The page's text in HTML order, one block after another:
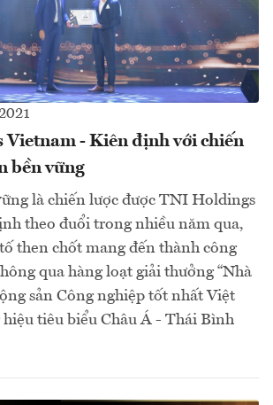
- Kiên định với chiến
bền vững
là chiến lược được TNI Holdings
theo đuổi trong nhiều năm qua,
then chốt mang đến thành công
qua hàng loạt giải thưởng “Nhà
sản Công nghiệp tốt nhất Việt
hiệu tiêu biểu Châu Á - Thái Bình